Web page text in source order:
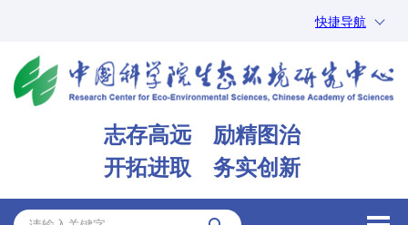
快捷导航
ARP
邮箱
志存高远 励精图治
开拓进取 务实创新